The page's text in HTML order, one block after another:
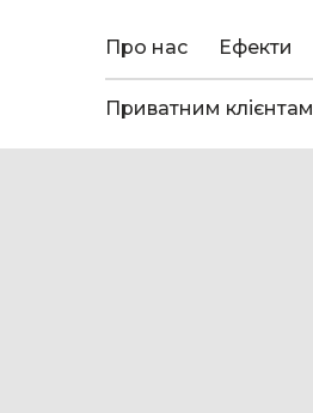
Про нас Ефекти
Приватним клієнтам